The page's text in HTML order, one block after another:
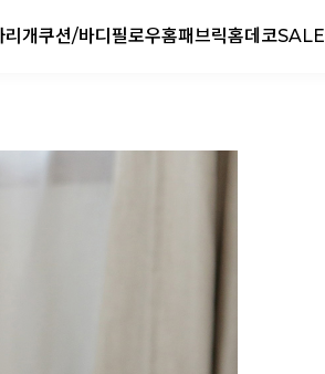
개쿠션/바디필로우홈패브릭홈데코SALE